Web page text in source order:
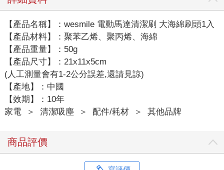
【產品名稱】：wesmile 電動馬達清潔刷 大海綿刷頭1入
【產品材料】：聚苯乙烯、聚丙烯、海綿
【產品重量】：50g
【產品尺寸】：21x11x5cm
(人工測量會有1-2公分誤差,還請見諒)
【產地】：中國
【效期】：10年
家電
＞ 清潔吸塵 ＞ 配件/耗材 ＞ 其他品牌
商品評價